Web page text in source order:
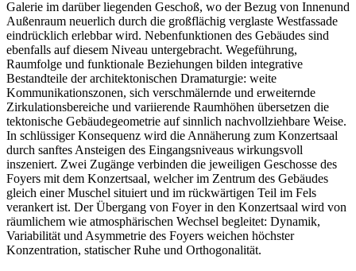
Galerie im darüber liegenden Geschoß, wo der Bezug von Innenund
Außenraum neuerlich durch die großflächig verglaste Westfassade
eindrücklich erlebbar wird. Nebenfunktionen des Gebäudes sind
ebenfalls auf diesem Niveau untergebracht. Wegeführung,
Raumfolge und funktionale Beziehungen bilden integrative
Bestandteile der architektonischen Dramaturgie: weite
Kommunikationszonen, sich verschmälernde und erweiternde
Zirkulationsbereiche und variierende Raumhöhen übersetzen die
tektonische Gebäudegeometrie auf sinnlich nachvollziehbare Weise.
In schlüssiger Konsequenz wird die Annäherung zum Konzertsaal
durch sanftes Ansteigen des Eingangsniveaus wirkungsvoll
inszeniert. Zwei Zugänge verbinden die jeweiligen Geschosse des
Foyers mit dem Konzertsaal, welcher im Zentrum des Gebäudes
gleich einer Muschel situiert und im rückwärtigen Teil im Fels
verankert ist. Der Übergang von Foyer in den Konzertsaal wird von
räumlichem wie atmosphärischen Wechsel begleitet: Dynamik,
Variabilität und Asymmetrie des Foyers weichen höchster
Konzentration, statischer Ruhe und Orthogonalität.